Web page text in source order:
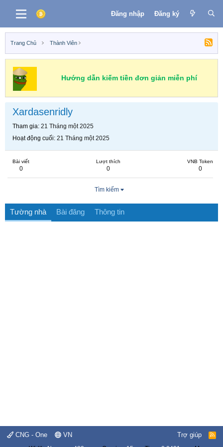
Đăng nhập Đăng ký
Trang Chủ Thành Viên
Hướng dẫn kiếm tiền đơn giản miễn phí
Xardasenridly
Tham gia 21 Tháng một 2025
Hoạt động cuối 21 Tháng một 2025
Bài viết
0
Lượt thích
0
VNB Token
0
Tìm kiếm
Tường nhà Bài đăng Thông tin
CNG - One VN Trợ giúp
R